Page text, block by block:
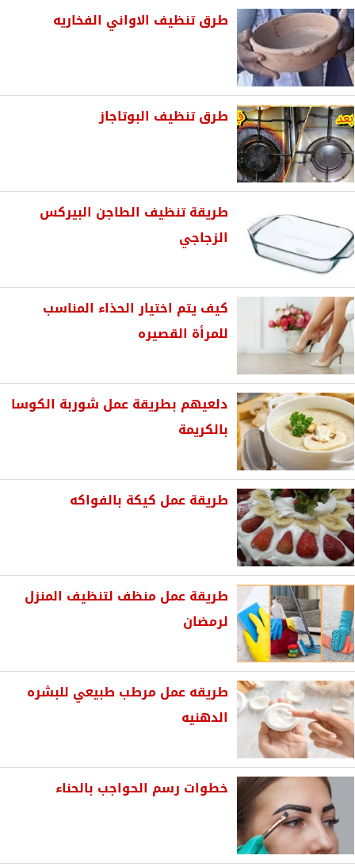
طرق تنظيف الاواني الفخاريه
طرق تنظيف البوتاجاز
طريقة تنظيف الطاجن البيركس
الزجاجي
كيف يتم اختيار الحذاء المناسب
للمرأة القصيره
دلعيهم بطريقة عمل شوربة الكوسا
بالكريمة
طريقة عمل كيكة بالفواكه
طريقة عمل منظف لتنظيف المنزل
لرمضان
طريقه عمل مرطب طبيعي للبشره
الدهنيه
خطوات رسم الحواجب بالحناء